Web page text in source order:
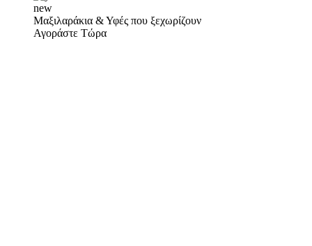
new
Μαξιλαράκια & Υφές που ξεχωρίζουν
Αγοράστε Τώρα